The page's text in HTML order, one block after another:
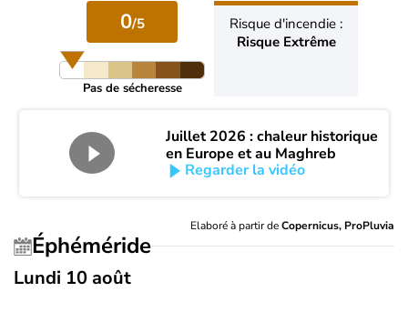
0/5
Pas de sécheresse
Risque d'incendie :
Risque Extrême
Juillet 2026 : chaleur historique
en Europe et au Maghreb
Regarder la vidéo
Elaboré à partir deCopernicus, ProPluvia
Éphéméride
Lundi 10 août